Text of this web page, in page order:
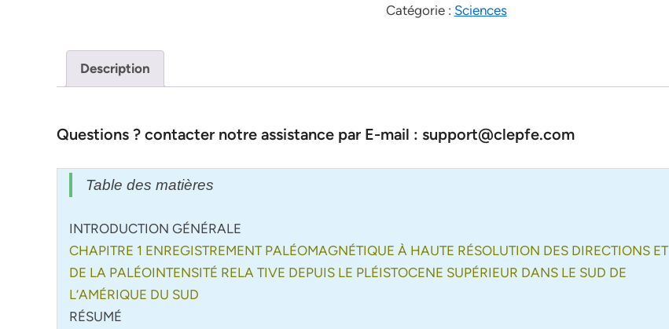
Catégorie : Sciences
Description
Questions ? contacter notre assistance par E-mail : support@clepfe.com
Table des matières
INTRODUCTION GÉNÉRALE
CHAPITRE 1 ENREGISTREMENT PALÉOMAGNÉTIQUE À HAUTE RÉSOLUTION DES DIRECTIONS ET
DE LA PALÉOINTENSITÉ RELA TIVE DEPUIS LE PLÉISTOCENE SUPÉRIEUR DANS LE SUD DE
L’AMÉRIQUE DU SUD
RÉSUMÉ